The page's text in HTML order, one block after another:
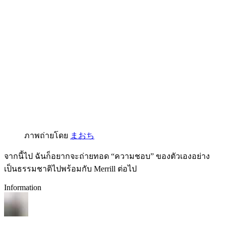
ภาพถ่ายโดย まおち
จากนี้ไป ฉันก็อยากจะถ่ายทอด “ความชอบ” ของตัวเองอย่าง
เป็นธรรมชาติไปพร้อมกับ Merrill ต่อไป
Information